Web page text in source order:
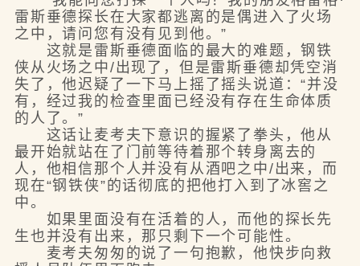
雷斯垂德探长在大家都逃离的是偶进入了火场
之中，请问您有没有见到他。”
这就是雷斯垂德面临的最大的难题，钢铁
侠从火场之中/出现了，但是雷斯垂德却凭空消
失了，他迟疑了一下马上摇了摇头说道：“并没
有，经过我的检查里面已经没有存在生命体质
的人了。”
这话让麦考夫下意识的握紧了拳头，他从
最开始就站在了门前等待着那个转身离去的
人，他相信那个人并没有从酒吧之中/出来，而
现在“钢铁侠”的话彻底的把他打入到了冰窖之
中。
如果里面没有在活着的人，而他的探长先
生也并没有出来，那只剩下一个可能性。
麦考夫匆匆的说了一句抱歉，他快步向救